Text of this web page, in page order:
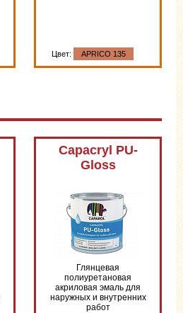
Цвет: APRICO 135
Capacryl PU-
Gloss
Глянцевая
полиуретановая
акриловая эмаль для
наружных и внутренних
работ